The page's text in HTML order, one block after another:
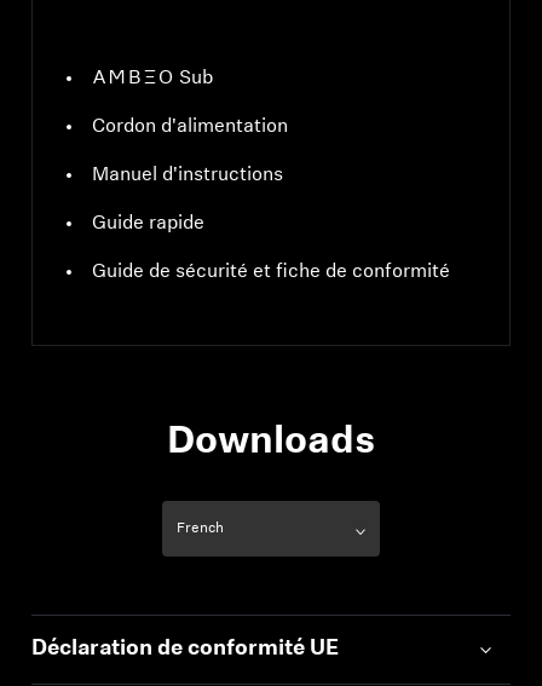
-AMBEO- Sub
Cordon d'alimentation
Manuel d'instructions
Guide rapide
Guide de sécurité et fiche de conformité
Downloads
Déclaration de conformité UE